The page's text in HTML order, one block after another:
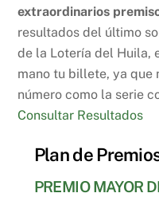
extraordinarios
resultados del último
de la Lotería del Huila,
mano tu billete, ya que
número como la serie
Consultar Resultados
Plan de
PREMIO MAYOR